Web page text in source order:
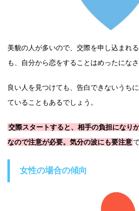
美貌の人が多いので、交際を申し込まれ
も、自分から恋をすることはめったになさ
良い人を見つけても、告白できないうち
ていることもあるでしょう。
交際スタートすると、相手の負担になり
なので注意が必要。気分の波にも要注意
女性の場合の傾向